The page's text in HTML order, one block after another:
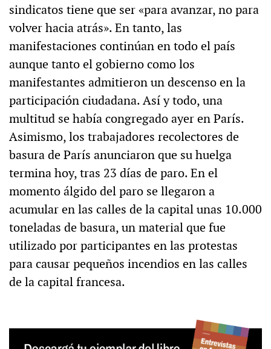
sindicatos tiene que ser «para avanzar, no para
volver hacia atrás». En tanto, las
manifestaciones continúan en todo el país
aunque tanto el gobierno como los
manifestantes admitieron un descenso en la
participación ciudadana. Así y todo, una
multitud se había congregado ayer en París.
Asimismo, los trabajadores recolectores de
basura de París anunciaron que su huelga
termina hoy, tras 23 días de paro. En el
momento álgido del paro se llegaron a
acumular en las calles de la capital unas 10.000
toneladas de basura, un material que fue
utilizado por participantes en las protestas
para causar pequeños incendios en las calles
de la capital francesa.